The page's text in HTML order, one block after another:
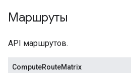
Маршруты
API маршрутов.
ComputeRouteMatrix